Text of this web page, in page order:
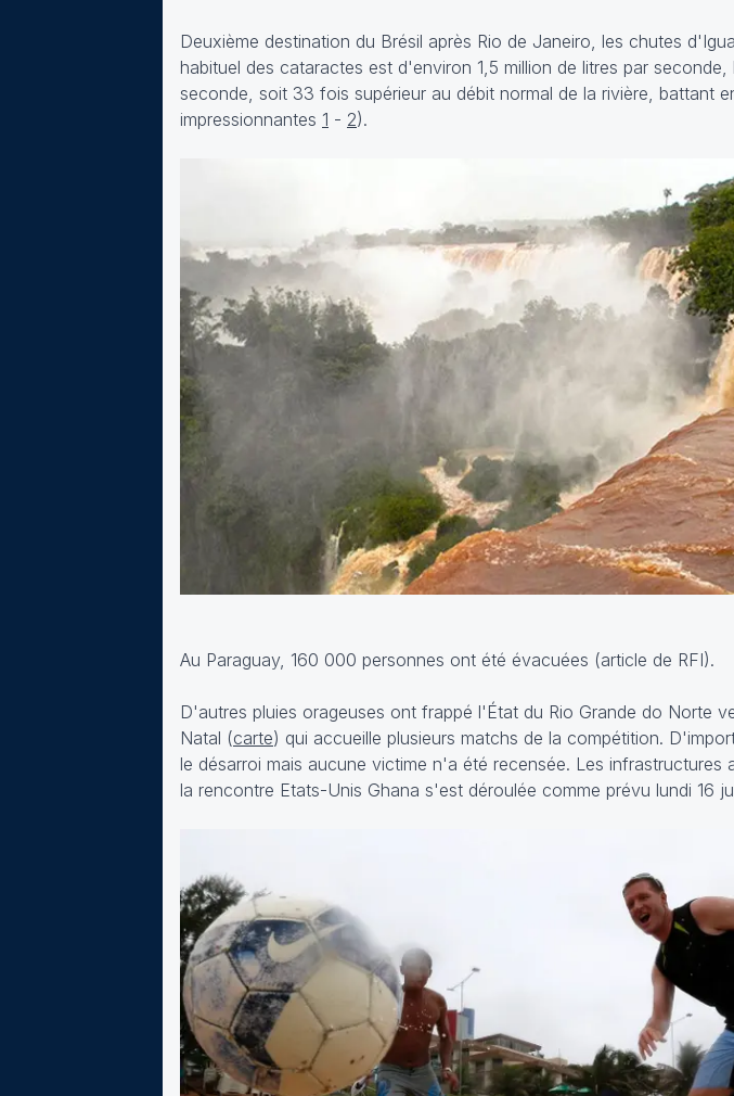
Deuxième destination du Brésil après Rio de Janeiro, les chutes
habituel des cataractes est d'environ 1,5 million de litres par
seconde, soit 33 fois supérieur au débit normal de la rivière, battant
impressionnantes 1 - 2).
Au Paraguay, 160 000 personnes ont été évacuées (article de RFI).
D'autres pluies orageuses ont frappé l'État du Rio Grande do Norte
Natal (carte) qui accueille plusieurs matchs de la compétition.
le désarroi mais aucune victime n'a été recensée. Les infrastructures
la rencontre Etats-Unis Ghana s'est déroulée comme prévu lundi 16